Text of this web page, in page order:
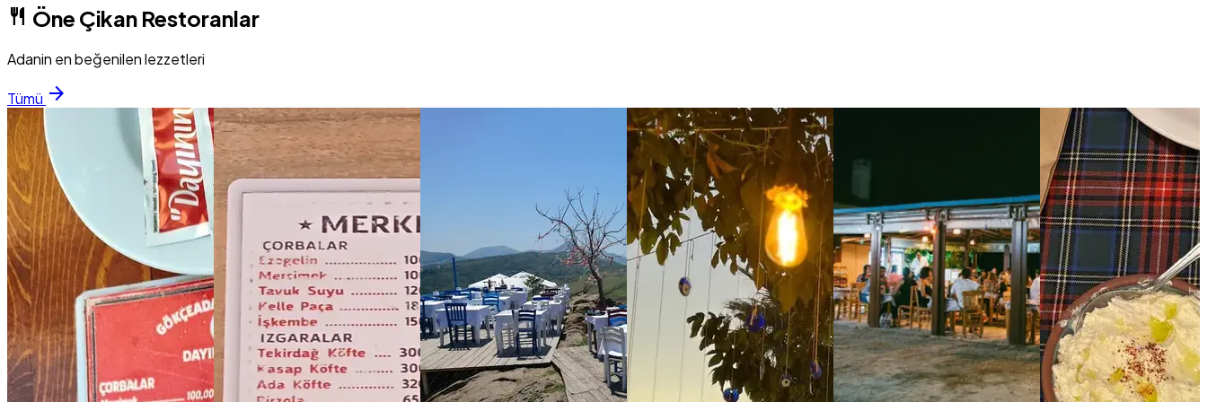
restaurant Öne Çikan Restoranlar
Adanin en beğenilen lezzetleri
Tümü arrow_forward